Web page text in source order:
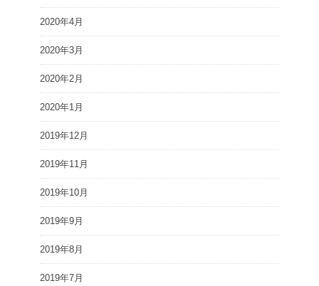
2020年4月
2020年3月
2020年2月
2020年1月
2019年12月
2019年11月
2019年10月
2019年9月
2019年8月
2019年7月